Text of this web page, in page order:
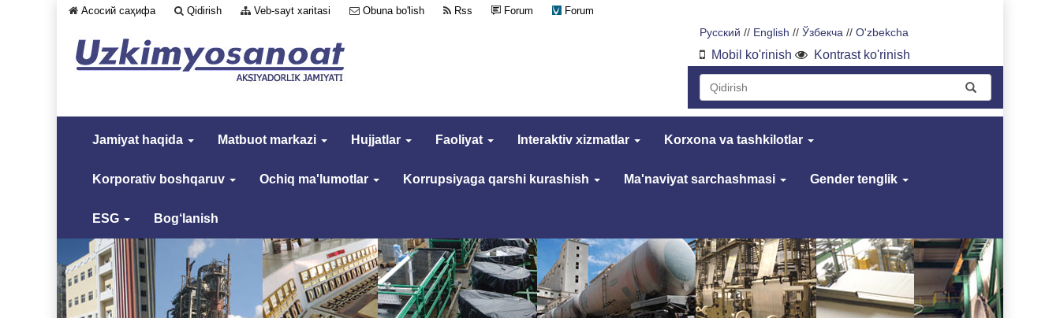
Асосий саҳифа Qidirish Veb-sayt xaritasi Obuna bo'lish Rss Forum
Forum
Русский // English // Ўзбекча // O'zbekcha
Mobil ko'rinish Kontrast ko'rinish
Jamiyat haqida Matbuot markazi Hujjatlar Faoliyat Interaktiv xizmatlar Korxona va tashkilotlar
Korporativ boshqaruv Ochiq ma'lumotlar Korrupsiyaga qarshi kurashish Ma'naviyat sarchashmasi Gender tenglik
ESG Bog‘lanish